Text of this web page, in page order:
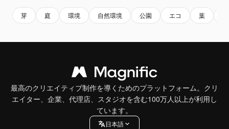
芽 庭 環境 自然環境 公園 エコ 葉
最高のクリエイティブ制作を導くためのプラットフォーム。クリ
エイター、企業、代理店、スタジオを含む100万人以上が利用し
ています。
日本語